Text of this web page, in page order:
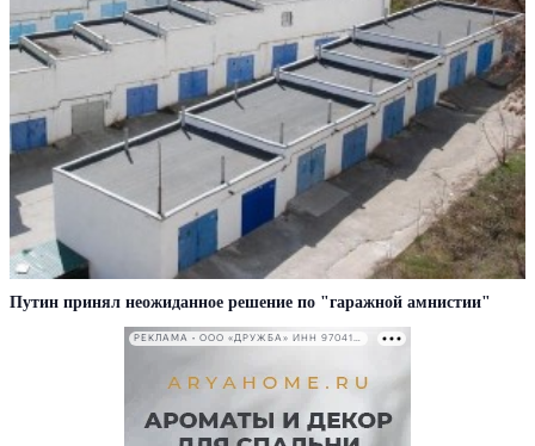
Путин принял неожиданное решение по "гаражной амнистии"
РЕКЛАМА • ООО «ДРУЖБА» ИНН 9704146411